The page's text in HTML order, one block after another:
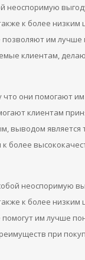
неоспоримую
к более
позволяют им лучше
клиентам,
они помогают
клиентам
выводом является
к более
неоспоримую
к более
им лучше
при